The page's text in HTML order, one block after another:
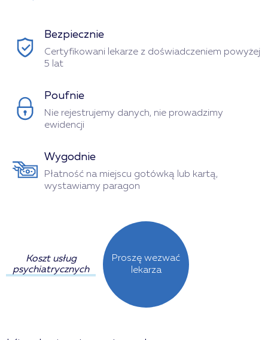
Proszę wezwać
lekarza
Koszt usług
psychiatrycznych
Bezpiecznie
Certyfikowani lekarze z doświadczeniem powyżej
5 lat
Poufnie
Nie rejestrujemy danych, nie prowadzimy
ewidencji
Wygodnie
Płatność na miejscu gotówką lub kartą,
wystawiamy paragon